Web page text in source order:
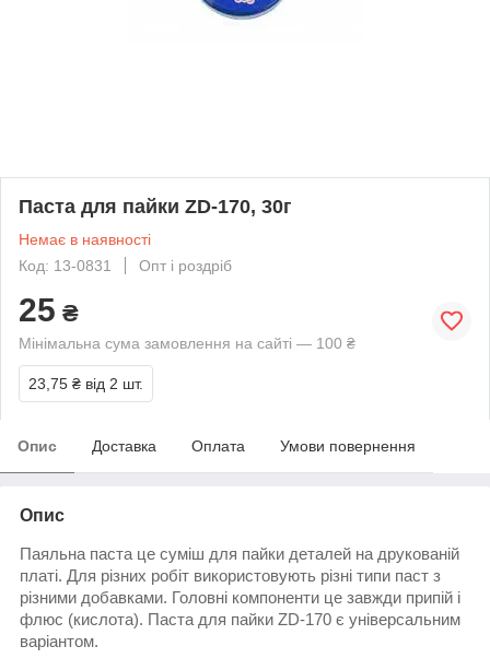
Паста для пайки ZD-170, 30г
Немає в наявності
Код: 13-0831
Опт і роздріб
25 ₴
Мінімальна сума замовлення на сайті — 100 ₴
23,75 ₴ від 2 шт.
Опис Доставка Оплата Умови повернення
Опис
Паяльна паста це суміш для пайки деталей на друкованій
платі. Для різних робіт використовують різні типи паст з
різними добавками. Головні компоненти це завжди припій і
флюс (кислота). Паста для пайки ZD-170 є універсальним
варіантом.